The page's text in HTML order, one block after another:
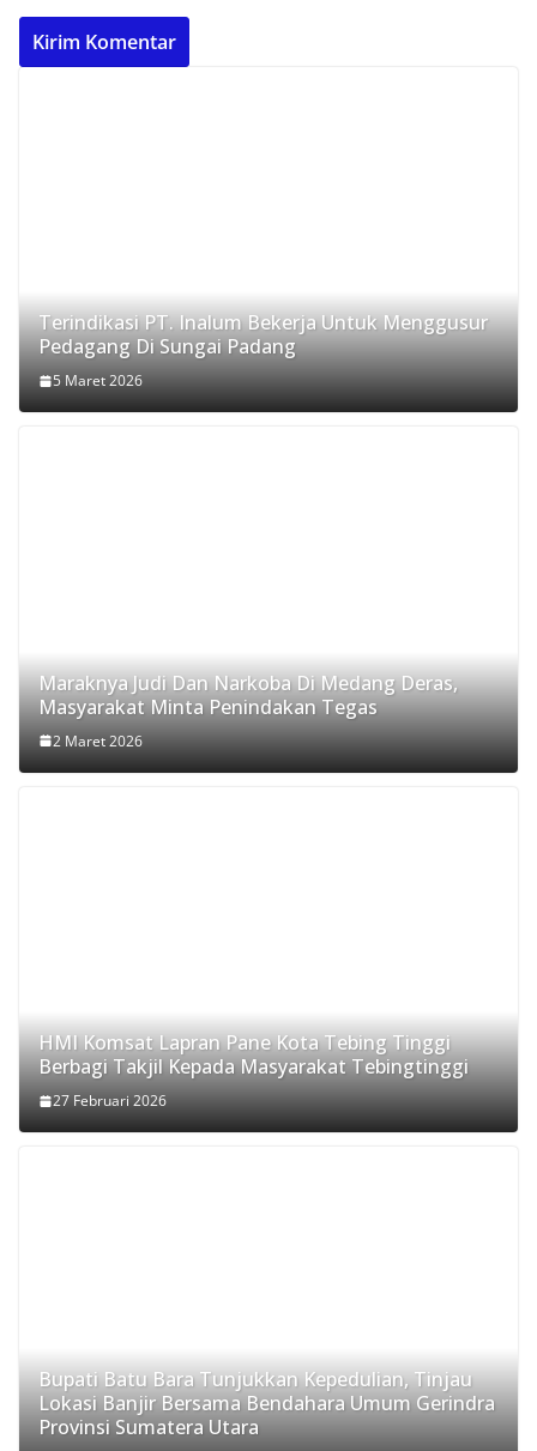
Terindikasi PT. Inalum Bekerja Untuk Menggusur
Pedagang Di Sungai Padang
5 Maret 2026
Maraknya Judi Dan Narkoba Di Medang Deras,
Masyarakat Minta Penindakan Tegas
2 Maret 2026
HMI Komsat Lapran Pane Kota Tebing Tinggi
Berbagi Takjil Kepada Masyarakat Tebingtinggi
27 Februari 2026
Bupati Batu Bara Tunjukkan Kepedulian, Tinjau
Lokasi Banjir Bersama Bendahara Umum Gerindra
Provinsi Sumatera Utara